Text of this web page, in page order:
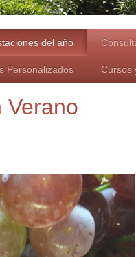
del año
Personalizados Cursos
en